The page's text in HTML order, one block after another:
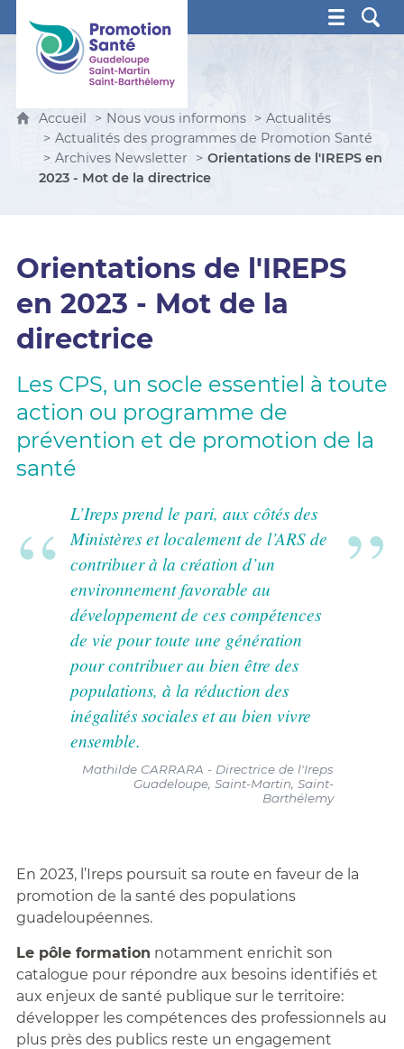
Promotion Santé Guadeloupe, Saint-Martin, Saint
Accueil Nous vous informons
Actualités
Actualités des programmes de Promotion Santé
Archives Newsletter
Orientations de l'IREPS en
2023 - Mot de la directrice
Orientations de l'IREPS
en 2023 - Mot de la
directrice
Les CPS, un socle essentiel à toute
action ou programme de
prévention et de promotion de la
santé
L’Ireps prend le pari, aux côtés des
Ministères et localement de l’ARS de
contribuer à la création d’un
environnement favorable au
développement de ces compétences
de vie pour toute une génération
pour contribuer au bien être des
populations, à la réduction des
inégalités sociales et au bien vivre
ensemble.
Mathilde CARRARA - Directrice de l'Ireps
Guadeloupe, Saint-Martin, Saint-
Barthélemy
En 2023, l’Ireps poursuit sa route en faveur de la
promotion de la santé des populations
guadeloupéennes.
Le pôle formation notamment enrichit son
catalogue pour répondre aux besoins identifiés et
aux enjeux de santé publique sur le territoire:
développer les compétences des professionnels au
plus près des publics reste un engagement